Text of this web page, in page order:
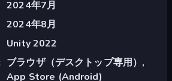
2024年7月
2024年8月
Unity 2022
ブラウザ（デスクトップ専用）,
App Store (Android)